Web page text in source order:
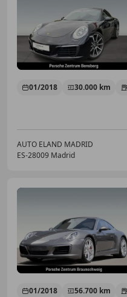
01/2018 30.000 km
AUTO ELAND MADRID
ES-28009 Madrid
01/2018 56.700 km